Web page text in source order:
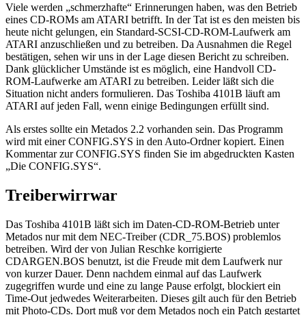
Viele werden „schmerzhafte“ Erinnerungen haben, was den Betrieb
eines CD-ROMs am ATARI betrifft. In der Tat ist es den meisten bis
heute nicht gelungen, ein Standard-SCSI-CD-ROM-Laufwerk am
ATARI anzuschließen und zu betreiben. Da Ausnahmen die Regel
bestätigen, sehen wir uns in der Lage diesen Bericht zu schreiben.
Dank glücklicher Umstände ist es möglich, eine Handvoll CD-
ROM-Laufwerke am ATARI zu betreiben. Leider läßt sich die
Situation nicht anders formulieren. Das Toshiba 4101B läuft am
ATARI auf jeden Fall, wenn einige Bedingungen erfüllt sind.
Als erstes sollte ein Metados 2.2 vorhanden sein. Das Programm
wird mit einer CONFIG.SYS in den Auto-Ordner kopiert. Einen
Kommentar zur CONFIG.SYS finden Sie im abgedruckten Kasten
„Die CONFIG.SYS“.
Treiberwirrwar
Das Toshiba 4101B läßt sich im Daten-CD-ROM-Betrieb unter
Metados nur mit dem NEC-Treiber (CDR_75.BOS) problemlos
betreiben. Wird der von Julian Reschke korrigierte
CDARGEN.BOS benutzt, ist die Freude mit dem Laufwerk nur
von kurzer Dauer. Denn nachdem einmal auf das Laufwerk
zugegriffen wurde und eine zu lange Pause erfolgt, blockiert ein
Time-Out jedwedes Weiterarbeiten. Dieses gilt auch für den Betrieb
mit Photo-CDs. Dort muß vor dem Metados noch ein Patch gestartet